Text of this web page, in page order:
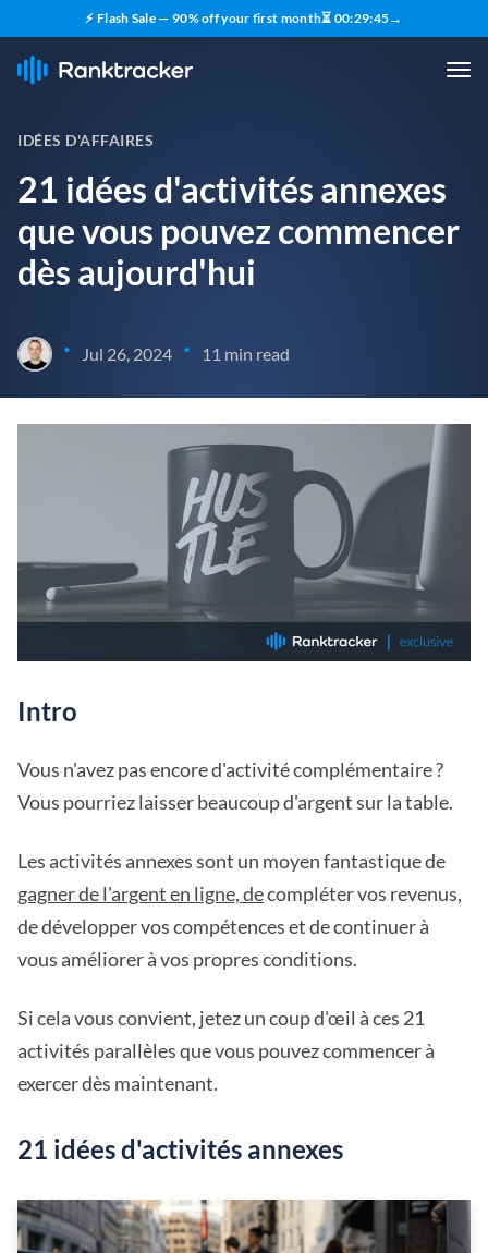
⚡ Flash Sale — 90% off your first month⏳ 00:29:43→
IDÉES D'AFFAIRES
21 idées d'activités annexes
que vous pouvez commencer
dès aujourd'hui
• Jul 26, 2024 • 11 min read
Intro
Vous n'avez pas encore d'activité complémentaire ?
Vous pourriez laisser beaucoup d'argent sur la table.
Les activités annexes sont un moyen fantastique de
gagner de l'argent en ligne, decompléter vos revenus,
de développer vos compétences et de continuer à
vous améliorer à vos propres conditions.
Si cela vous convient, jetez un coup d'œil à ces 21
activités parallèles que vous pouvez commencer à
exercer dès maintenant.
21 idées d'activités annexes